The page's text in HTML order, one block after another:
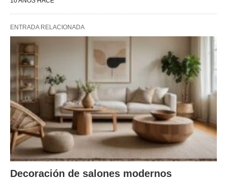
ENTRADA RELACIONADA
Decoración de salones modernos